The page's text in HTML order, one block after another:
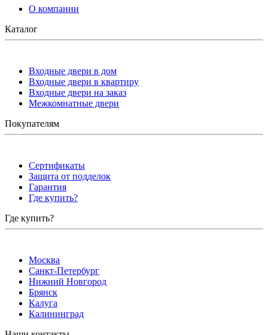
О компании
Каталог
Входные двери в дом
Входные двери в квартиру
Входные двери на заказ
Межкомнатные двери
Покупателям
Сертификаты
Защита от подделок
Гарантия
Где купить?
Где купить?
Москва
Санкт-Петербург
Нижний Новгород
Брянск
Калуга
Калининград